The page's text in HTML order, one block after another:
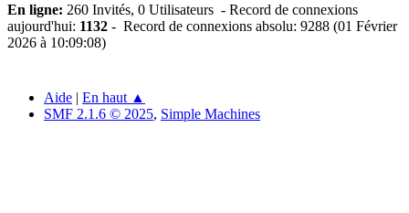
En ligne: 260 Invités, 0 Utilisateurs - Record de connexions
aujourd'hui: 1132 - Record de connexions absolu: 9288 (01 Février
2026 à 10:09:08)
Aide | En haut ▲
SMF 2.1.6 © 2025, Simple Machines